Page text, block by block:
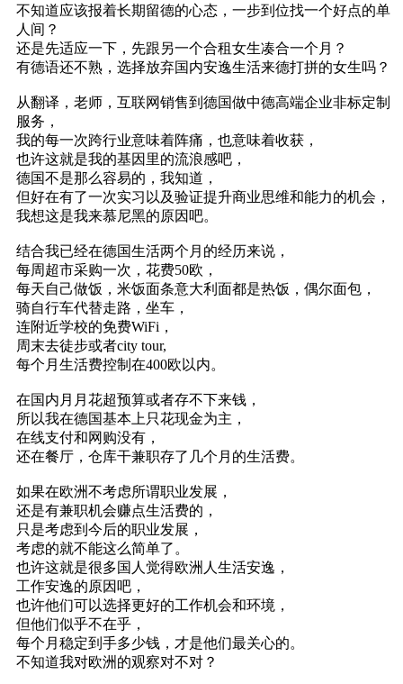
不知道应该报着长期留德的心态，一步到位找一个好点的单
人间？
还是先适应一下，先跟另一个合租女生凑合一个月？
有德语还不熟，选择放弃国内安逸生活来德打拼的女生吗？
从翻译，老师，互联网销售到德国做中德高端企业非标定制
服务，
我的每一次跨行业意味着阵痛，也意味着收获，
也许这就是我的基因里的流浪感吧，
德国不是那么容易的，我知道，
但好在有了一次实习以及验证提升商业思维和能力的机会，
我想这是我来慕尼黑的原因吧。
结合我已经在德国生活两个月的经历来说，
每周超市采购一次，花费50欧，
每天自己做饭，米饭面条意大利面都是热饭，偶尔面包，
骑自行车代替走路，坐车，
连附近学校的免费WiFi，
周末去徒步或者city tour,
每个月生活费控制在400欧以内。
在国内月月花超预算或者存不下来钱，
所以我在德国基本上只花现金为主，
在线支付和网购没有，
还在餐厅，仓库干兼职存了几个月的生活费。
如果在欧洲不考虑所谓职业发展，
还是有兼职机会赚点生活费的，
只是考虑到今后的职业发展，
考虑的就不能这么简单了。
也许这就是很多国人觉得欧洲人生活安逸，
工作安逸的原因吧，
也许他们可以选择更好的工作机会和环境，
但他们似乎不在乎，
每个月稳定到手多少钱，才是他们最关心的。
不知道我对欧洲的观察对不对？